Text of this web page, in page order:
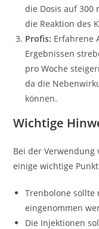
die Dosis auf 300
die Reaktion des
Profis: Erfahrene
Ergebnissen
pro Woche
da die
können.
Wichtige
Bei der Verwendung
einige wichtige
Trenbolone sollte
eingenommen
Die Injektionen